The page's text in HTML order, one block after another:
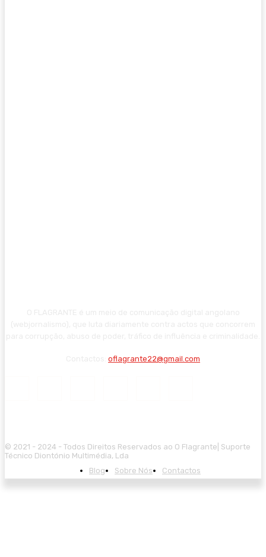
oflagrante22@gmail.com
© 2021 - 2024 - Todos Direitos Reservados ao O Flagrante| Suporte
Técnico Diontónio Multimédia, Lda
Blog
Sobre Nós Contactos